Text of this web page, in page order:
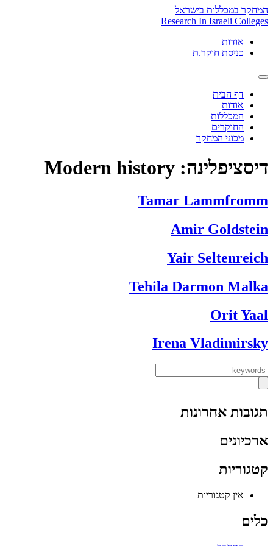
Skip
to
המחקר במכללות בישראל
Research In Israeli Colleges
אודות
כניסת חוקר.ת
דף הבית
אודות
המכללות
החוקרים
מכוני המחקר
דיסציפלינה: Modern history
Tamar Lammfromm
Amir Goldstein
Yair Seltenreich
Tehila Darmon Malka
Orit Yaal
Irena Vladimirsky
תגובות אחרונות
ארכיונים
קטגוריות
אין קטגוריות
כלים